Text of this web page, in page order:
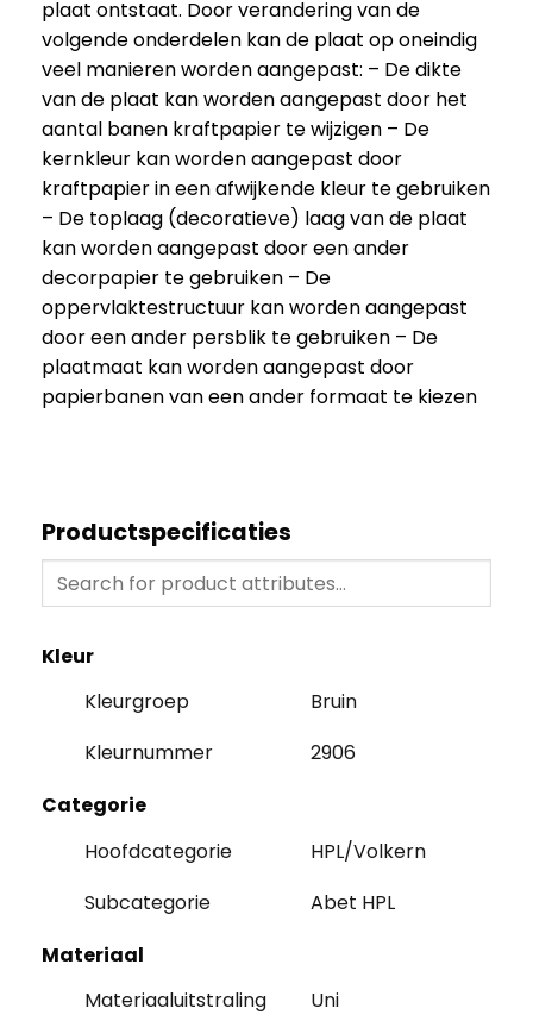
plaat ontstaat. Door verandering van de
volgende onderdelen kan de plaat op oneindig
veel manieren worden aangepast: – De dikte
van de plaat kan worden aangepast door het
aantal banen kraftpapier te wijzigen – De
kernkleur kan worden aangepast door
kraftpapier in een afwijkende kleur te gebruiken
– De toplaag (decoratieve) laag van de plaat
kan worden aangepast door een ander
decorpapier te gebruiken – De
oppervlaktestructuur kan worden aangepast
door een ander persblik te gebruiken – De
plaatmaat kan worden aangepast door
papierbanen van een ander formaat te kiezen
Productspecificaties
Kleur
Kleurgroep
Bruin
Kleurnummer
2906
Categorie
Hoofdcategorie
HPL/Volkern
Subcategorie
Abet HPL
Materiaal
Materiaaluitstraling
Uni